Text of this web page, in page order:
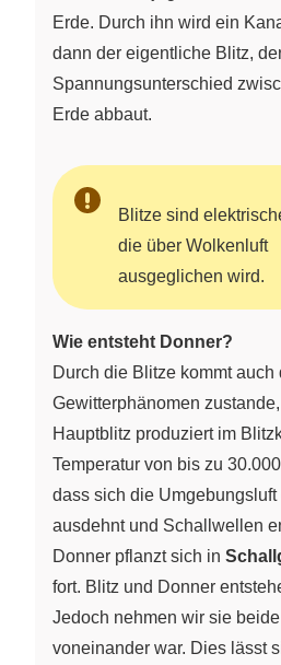
Erde. Durch ihn wird ein
dann der eigentliche Blitz,
Spannungsunterschied
Erde abbaut.
Blitze sind
die über Wolkenluft
ausgeglichen wird.
Wie entsteht Donner?
Durch die Blitze kommt auch
Gewitterphänomen
Hauptblitz produziert im
Temperatur von bis zu
dass sich die
ausdehnt und Schallwellen
Donner pflanzt sich in
fort. Blitz und Donner
Jedoch nehmen wir sie
voneinander war. Dies lässt